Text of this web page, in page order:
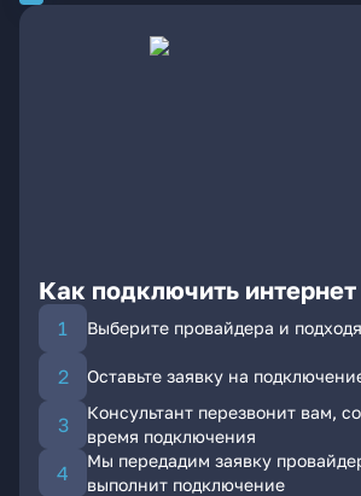
Как подключить
Выберите провайдера и
Оставьте заявку на
Консультант перезвонит вам,
время подключения
Мы передадим заявку
выполнит подключение